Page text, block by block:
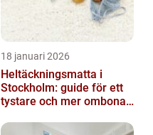
18 januari 2026
Heltäckningsmatta i
Stockholm: guide för ett
tystare och mer ombonat